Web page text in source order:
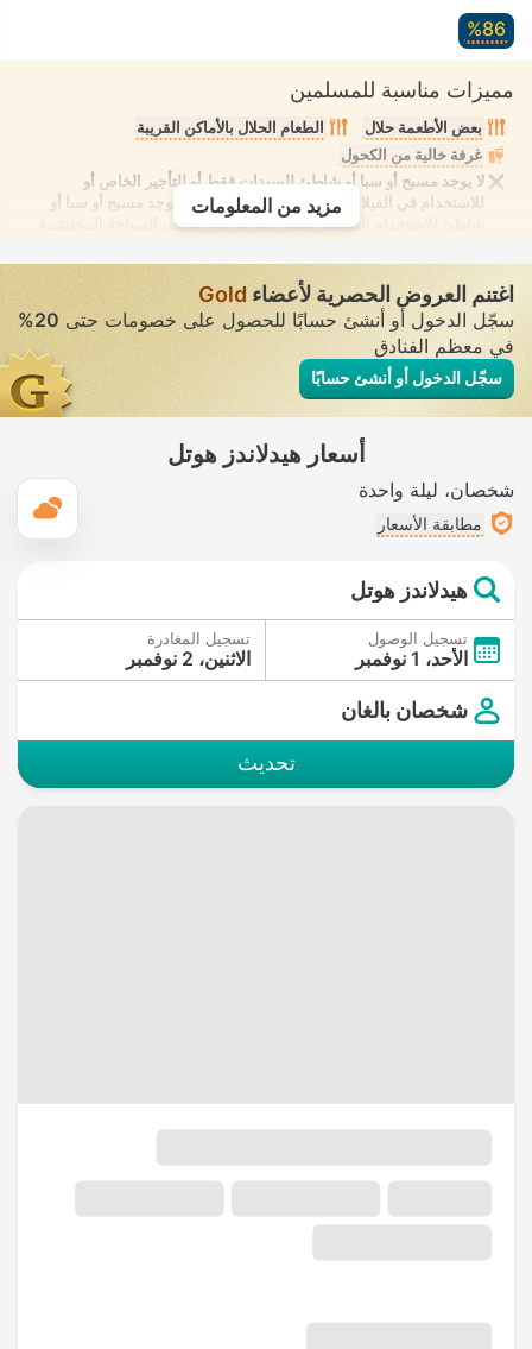
86‏%
مميزات مناسبة للمسلمين
بعض الأطعمة حلال
الطعام الحلال بالأماكن القريبة
غرفة خالية من الكحول
لا يوجد مسبح أو سبا أو شاطئ للسيدات فقط أو للتأجير الخاص أو
للاستخدام في الفيلا/الغرفة يوفر الانعزال التام. لا يوجد مسبح أو سبا أو
شاطئ للاستخدام المُختلط يُسمح فيه بارتداء ملابس السباحة المحتشمة
مزيد من المعلومات
اغتنم العروض الحصرية لأعضاء Gold
سجّل الدخول أو أنشئ حسابًا للحصول على خصومات حتى20%
في معظم الفنادق
سجّل الدخول أو أنشئ حسابًا
أسعار هيدلاندز هوتل
شخصان ليلة واحدة
مطابقة الأسعار
هيدلاندز هوتل
تسجيل الوصول
الأحد، 1 نوفمبر
تسجيل المغادرة
الاثنين، 2 نوفمبر
شخصان بالغان
تحديث